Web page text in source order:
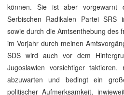
können. Sie ist aber vorgewarnt
Serbischen Radikalen Partei SRS
sowie durch die Amtsenthebung des
im Vorjahr durch meinen
SDS wird auch vor dem
Jugoslawien vorsichtiger
abzuwarten und bedingt ein
politischer Aufmerksamkeit,